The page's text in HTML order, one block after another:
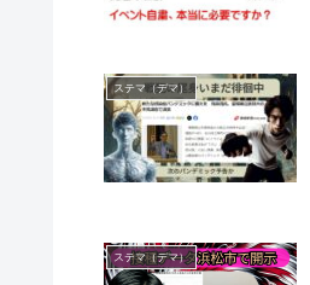
ステマ（デマ）
ステマ（デマ）